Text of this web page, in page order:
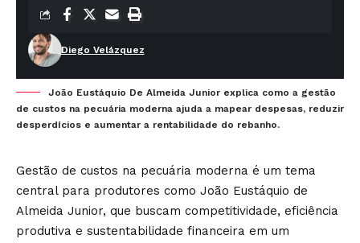
Diego Velázquez
João Eustáquio De Almeida Junior explica como a gestão
de custos na pecuária moderna ajuda a mapear despesas, reduzir
desperdícios e aumentar a rentabilidade do rebanho.
Gestão de custos na pecuária moderna é um tema
central para produtores como João Eustáquio de
Almeida Junior, que buscam competitividade, eficiência
produtiva e sustentabilidade financeira em um